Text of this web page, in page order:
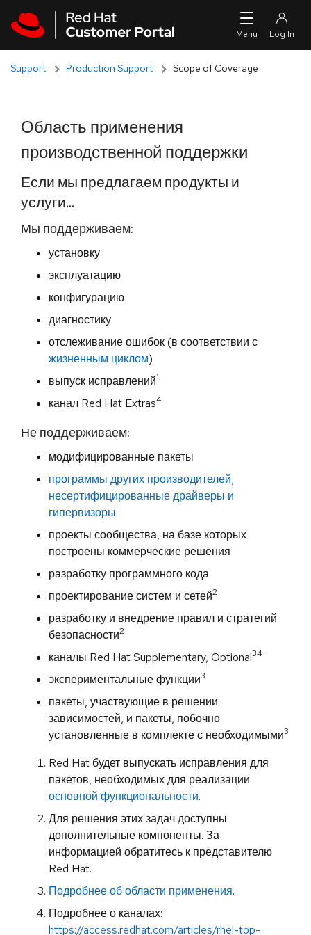
Support Production Support Scope of Coverage
Область применения
производственной поддержки
Если мы предлагаем продукты и
услуги...
Мы поддерживаем:
установку
эксплуатацию
конфигурацию
диагностику
отслеживание ошибок (в соответствии с
жизненным циклом)
выпуск исправлений1
канал Red Hat Extras4
Не поддерживаем:
модифицированные пакеты
программы других производителей,
несертифицированные драйверы и
гипервизоры
проекты сообщества, на базе которых
построены коммерческие решения
разработку программного кода
проектирование систем и сетей2
разработку и внедрение правил и стратегий
безопасности2
каналы Red Hat Supplementary, Optional34
экспериментальные функции3
пакеты, участвующие в решении
зависимостей, и пакеты, побочно
установленные в комплекте с необходимыми3
Red Hat будет выпускать исправления для
пакетов, необходимых для реализации
основной функциональности.
Для решения этих задач доступны
дополнительные компоненты. За
информацией обратитесь к представителю
Red Hat.
Подробнее об области применения.
Подробнее о каналах:
https://access.redhat.com/articles/rhel-top-